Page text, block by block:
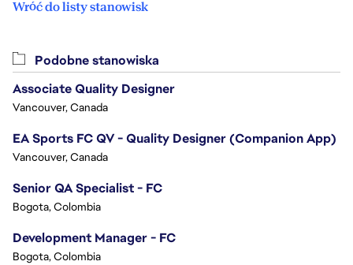
Wróć do listy stanowisk
Podobne stanowiska
Associate Quality Designer
Vancouver, Canada
EA Sports FC QV - Quality Designer (Companion App)
Vancouver, Canada
Senior QA Specialist - FC
Bogota, Colombia
Development Manager - FC
Bogota, Colombia